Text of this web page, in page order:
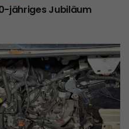
jähriges Jubiläum